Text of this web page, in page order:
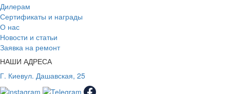
Дилерам
Сертификаты и награды
О нас
Новости и статьи
Заявка на ремонт
НАШИ АДРЕСА
Г. Киевул. Дашавская, 25